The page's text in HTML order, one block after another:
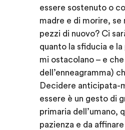
essere sostenuto o
madre e di morire,
pezzi di nuovo? Ci
quanto la sfiducia e
mi ostacolano – e
dell’enneagramma)
Decidere anticipata-
essere è un gesto di
primaria dell’umano,
pazienza e da